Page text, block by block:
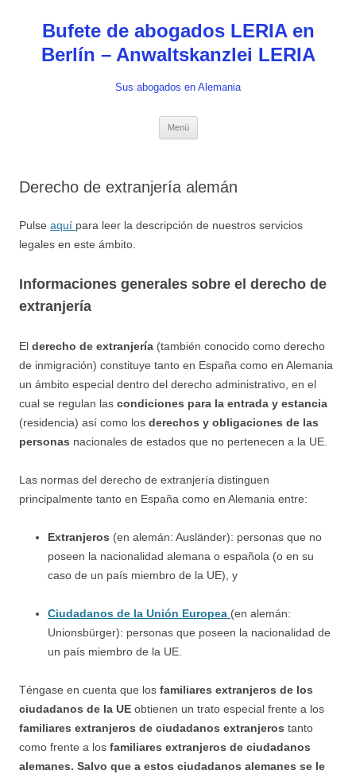
springenBufete de abogados LERIA en
Berlín – Anwaltskanzlei LERIA
Sus abogados en Alemania
Menü
Derecho de extranjería alemán
Pulse aquí para leer la descripción de nuestros servicios
legales en este ámbito.
Informaciones generales sobre el derecho de
extranjería
El derecho de extranjería (también conocido como derecho
de inmigración) constituye tanto en España como en Alemania
un ámbito especial dentro del derecho administrativo, en el
cual se regulan las condiciones para la entrada y estancia
(residencia) así como los derechos y obligaciones de las
personas nacionales de estados que no pertenecen a la UE.
Las normas del derecho de extranjería distinguen
principalmente tanto en España como en Alemania entre:
Extranjeros (en alemán: Ausländer): personas que no
poseen la nacionalidad alemana o española (o en su
caso de un país miembro de la UE), y
Ciudadanos de la Unión Europea (en alemán:
Unionsbürger): personas que poseen la nacionalidad de
un país miembro de la UE.
Téngase en cuenta que los familiares extranjeros de los
ciudadanos de la UE obtienen un trato especial frente a los
familiares extranjeros de ciudadanos extranjeros tanto
como frente a los familiares extranjeros de ciudadanos
alemanes. Salvo que a estos ciudadanos alemanes se le